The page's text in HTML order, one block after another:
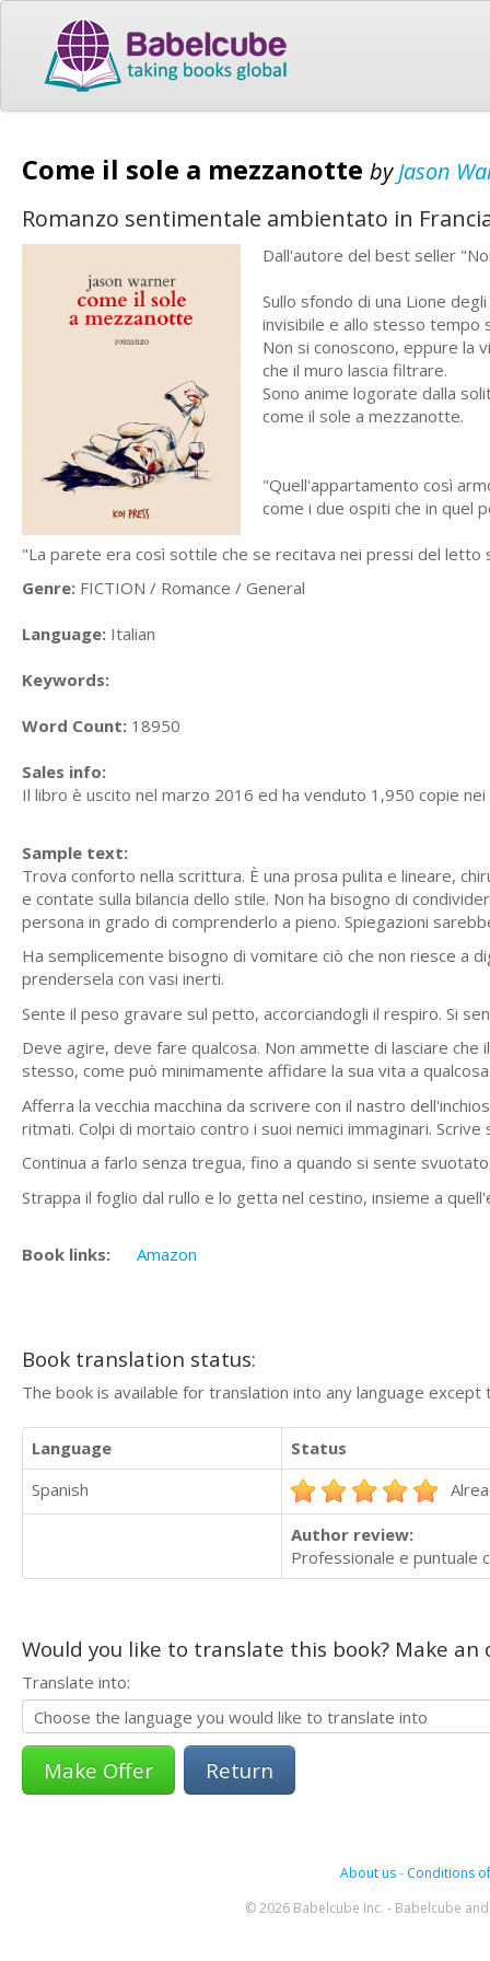
Come il sole a mezzanotte byJason
Romanzo sentimentale ambientato in
Dall'autore del best seller
Sullo sfondo di una Lione
invisibile e allo stesso tempo
Non si conoscono, eppure la
che il muro lascia filtrare.
Sono anime logorate dalla
come il sole a mezzanotte.
"Quell'appartamento così
come i due ospiti che in quel
"La parete era così sottile che se recitava nei pressi del letto
Genre: FICTION / Romance / General
Language: Italian
Keywords:
Word Count: 18950
Sales info:
Il libro è uscito nel marzo 2016 ed ha venduto 1,950 copie
Sample text:
Trova conforto nella scrittura. È una prosa pulita e lineare,
e contate sulla bilancia dello stile. Non ha bisogno di
persona in grado di comprenderlo a pieno. Spiegazioni
Ha semplicemente bisogno di vomitare ciò che non riesce a
prendersela con vasi inerti.
Sente il peso gravare sul petto, accorciandogli il respiro. Si
Deve agire, deve fare qualcosa. Non ammette di lasciare
stesso, come può minimamente affidare la sua vita a
Afferra la vecchia macchina da scrivere con il nastro
ritmati. Colpi di mortaio contro i suoi nemici immaginari.
Continua a farlo senza tregua, fino a quando si sente
Strappa il foglio dal rullo e lo getta nel cestino, insieme a
Book links: Amazon
Book translation status:
The book is available for translation into any language
Language
Status
Spanish
Author review:
Professionale e
Would you like to translate this book? Make
Translate into:
Return
About us- Conditions
© 2026 Babelcube Inc. - Babelcube